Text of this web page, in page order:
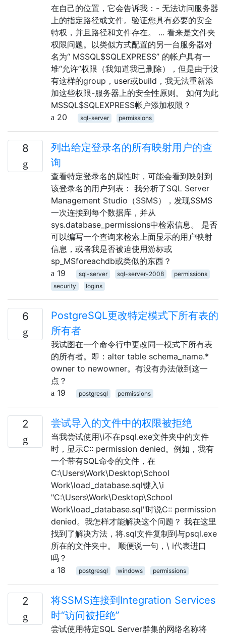
在自己的位置，它会告诉我：- 无法访问服务器
上的指定路径或文件。验证您具有必要的安全
特权，并且路径和文件存在。 ... 看来是文件夹
权限问题。以类似方式配置的另一台服务器对
名为“ MSSQL$SQLEXPRESS” 的帐户具有一
堆“允许”权限（我知道我已删除），但是由于没
有这样的group，user或build，我无法重新添
加这些权限-服务器上的安全性原则。 如何为此
MSSQL$SQLEXPRESS帐户添加权限？
20
sql-server permissions
8
列出给定登录名的所有映射用户的查
询
查看特定登录名的属性时，可能会看到映射到
该登录名的用户列表： 我分析了SQL Server
Management Studio（SSMS），发现SSMS
一次连接到每个数据库，并从
sys.database_permissions中检索信息。 是否
可以编写一个查询来检索上面显示的用户映射
信息，或者我是否被迫使用游标或
sp_MSforeachdb或类似的东西？
19
sql-server sql-server-2008
permissions
security
logins
6
PostgreSQL更改特定模式下所有表的
所有者
我试图在一个命令行中更改同一模式下所有表
的所有者。即：alter table schema_name.*
owner to newowner。有没有办法做到这一
点？
19
postgresql permissions
2 尝试导入的文件中的权限被拒绝
当我尝试使用\i不在psql.exe文件夹中的文件
时，显示C:: permission denied。例如，我有
一个带有SQL命令的文件，在
C:\Users\Work\Desktop\School
Work\load_database.sql键入\i
"C:\Users\Work\Desktop\School
Work\load_database.sql"时说C:: permission
denied。我怎样才能解决这个问题？ 我在这里
找到了解决方法，将.sql文件复制到与psql.exe
所在的文件夹中。 顺便说一句，\ i代表进口
吗？
18
postgresql windows permissions
2
将SSMS连接到Integration Services
时“访问被拒绝”
尝试使用特定SQL Server群集的网络名称将